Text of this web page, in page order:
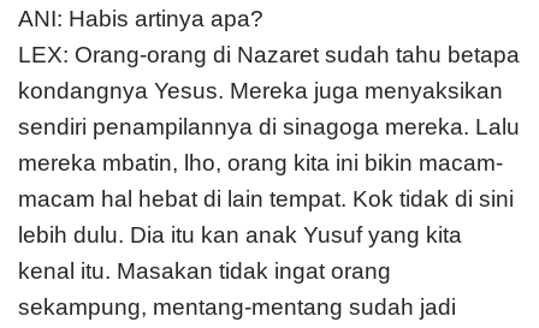
ANI: Habis artinya apa?
LEX: Orang-orang di Nazaret sudah tahu betapa
kondangnya Yesus. Mereka juga menyaksikan
sendiri penampilannya di sinagoga mereka. Lalu
mereka mbatin, lho, orang kita ini bikin macam-
macam hal hebat di lain tempat. Kok tidak di sini
lebih dulu. Dia itu kan anak Yusuf yang kita
kenal itu. Masakan tidak ingat orang
sekampung, mentang-mentang sudah jadi